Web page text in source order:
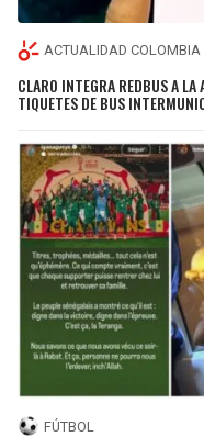
ACTUALIDAD COLOMBIA
CLARO INTEGRA REDBUS A
TIQUETES DE BUS
FÚTBOL